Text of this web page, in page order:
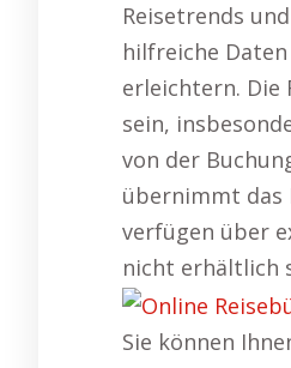
Reisetrends
hilfreiche
erleichtern. Die
sein,
von der
übernimmt das
verfügen über
nicht erhältlich
Sie können